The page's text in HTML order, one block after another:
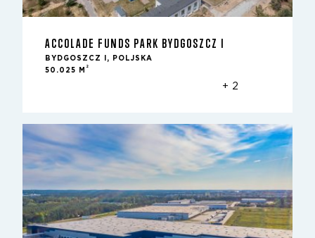
ACCOLADE FUNDS PARK BYDGOSZCZ I
BYDGOSZCZ I, POLJSKA
50.025 M
2
+ 2